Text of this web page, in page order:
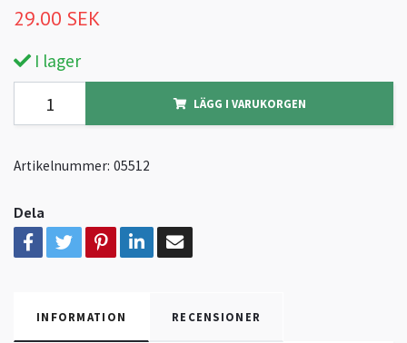
29.00 SEK
I lager
LÄGG I VARUKORGEN
Artikelnummer: 05512
Dela
INFORMATION RECENSIONER